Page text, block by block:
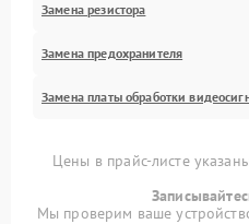
Замена резистора
Замена предохранителя
Замена платы обработки
Цены в прайс-листе
Мы проверим ваше